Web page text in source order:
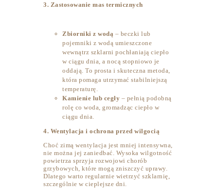
3. Zastosowanie mas termicznych
Zbiorniki z wodą – beczki lub
pojemniki z wodą umieszczone
wewnątrz szklarni pochłaniają ciepło
w ciągu dnia, a nocą stopniowo je
oddają. To prosta i skuteczna metoda,
która pomaga utrzymać stabilniejszą
temperaturę.
Kamienie lub cegły – pełnią podobną
rolę co woda, gromadząc ciepło w
ciągu dnia.
4. Wentylacja i ochrona przed wilgocią
Choć zimą wentylacja jest mniej intensywna,
nie można jej zaniedbać. Wysoka wilgotność
powietrza sprzyja rozwojowi chorób
grzybowych, które mogą zniszczyć uprawy.
Dlatego warto regularnie wietrzyć szklarnię,
szczególnie w cieplejsze dni.